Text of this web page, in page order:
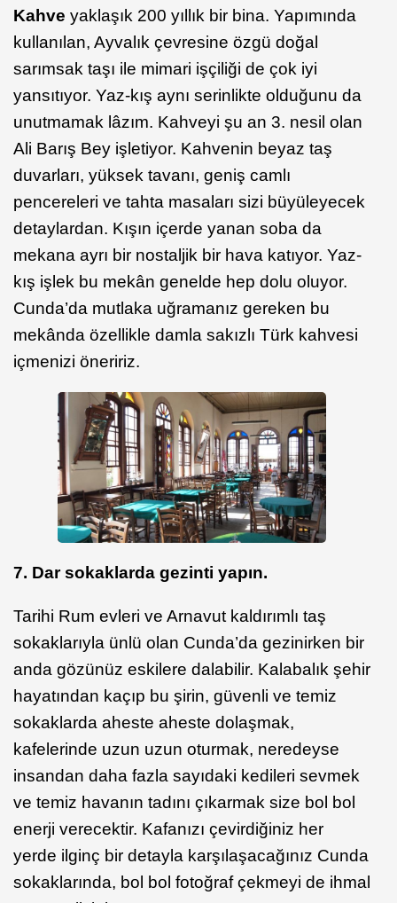
Kahve yaklaşık 200 yıllık bir bina. Yapımında
kullanılan, Ayvalık çevresine özgü doğal
sarımsak taşı ile mimari işçiliği de çok iyi
yansıtıyor. Yaz-kış aynı serinlikte olduğunu da
unutmamak lâzım. Kahveyi şu an 3. nesil olan
Ali Barış Bey işletiyor. Kahvenin beyaz taş
duvarları, yüksek tavanı, geniş camlı
pencereleri ve tahta masaları sizi büyüleyecek
detaylardan. Kışın içerde yanan soba da
mekana ayrı bir nostaljik bir hava katıyor. Yaz-
kış işlek bu mekân genelde hep dolu oluyor.
Cunda’da mutlaka uğramanız gereken bu
mekânda özellikle damla sakızlı Türk kahvesi
içmenizi öneririz.
7. Dar sokaklarda gezinti yapın.
Tarihi Rum evleri ve Arnavut kaldırımlı taş
sokaklarıyla ünlü olan Cunda’da gezinirken bir
anda gözünüz eskilere dalabilir. Kalabalık şehir
hayatından kaçıp bu şirin, güvenli ve temiz
sokaklarda aheste aheste dolaşmak,
kafelerinde uzun uzun oturmak, neredeyse
insandan daha fazla sayıdaki kedileri sevmek
ve temiz havanın tadını çıkarmak size bol bol
enerji verecektir. Kafanızı çevirdiğiniz her
yerde ilginç bir detayla karşılaşacağınız Cunda
sokaklarında, bol bol fotoğraf çekmeyi de ihmal